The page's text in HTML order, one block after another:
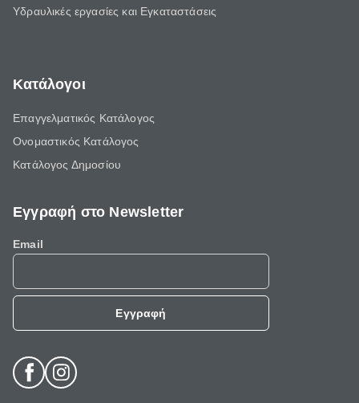
Υδραυλικές εργασίες και Εγκαταστάσεις
Κατάλογοι
Επαγγελματικός Κατάλογος
Ονομαστικός Κατάλογος
Κατάλογος Δημοσίου
Εγγραφή στο Newsletter
Email
Εγγραφή